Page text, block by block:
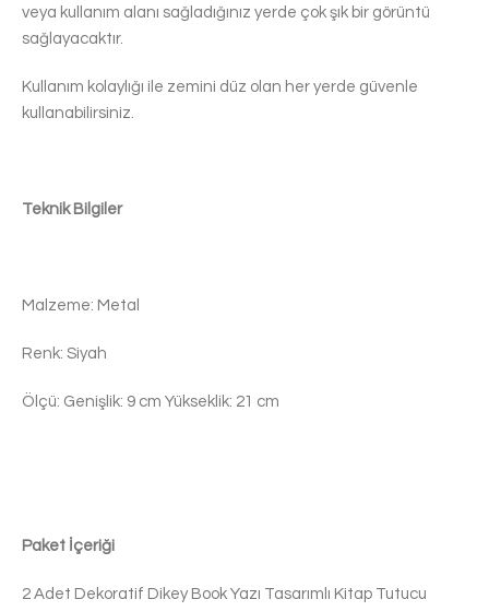
veya kullanım alanı sağladığınız yerde çok şık bir görüntü
sağlayacaktır.
Kullanım kolaylığı ile zemini düz olan her yerde güvenle
kullanabilirsiniz.
Teknik Bilgiler
Malzeme: Metal
Renk: Siyah
Ölçü: Genişlik: 9 cm Yükseklik: 21 cm
Paket İçeriği
2 Adet Dekoratif Dikey Book Yazı Tasarımlı Kitap Tutucu